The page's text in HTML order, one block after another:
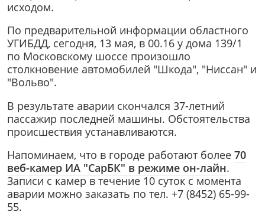
исходом.
По предварительной информации областного
УГИБДД, сегодня, 13 мая, в 00.16 у дома 139/1
по Московскому шоссе произошло
столкновение автомобилей "Шкода", "Ниссан" и
"Вольво".
В результате аварии скончался 37-летний
пассажир последней машины. Обстоятельства
происшествия устанавливаются.
Напоминаем, что в городе работают более 70
веб-камер ИА "СарБК" в режиме он-лайн.
Записи с камер в течение 10 суток с момента
аварии можно заказать по тел. +7 (8452) 65-99-
55.